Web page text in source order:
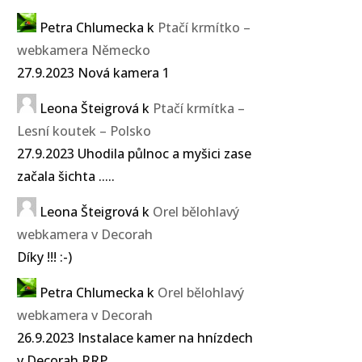
Petra Chlumecka k Ptačí krmítko –
webkamera Německo
27.9.2023 Nová kamera 1
Leona Šteigrová k Ptačí krmítka –
Lesní koutek – Polsko
27.9.2023 Uhodila půlnoc a myšici zase
začala šichta .....
Leona Šteigrová k Orel bělohlavý
webkamera v Decorah
Díky !!! :-)
Petra Chlumecka k Orel bělohlavý
webkamera v Decorah
26.9.2023 Instalace kamer na hnízdech